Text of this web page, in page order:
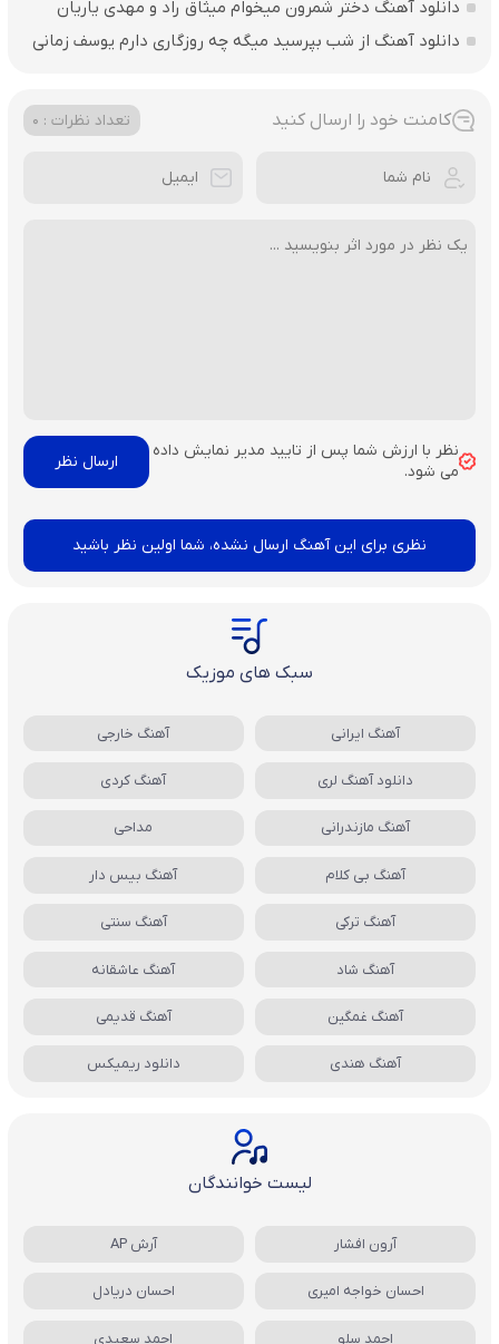
دانلود آهنگ دختر شمرون میخوام میثاق راد و مهدی یاریان
دانلود آهنگ از شب بپرسید میگه چه روزگاری دارم یوسف زمانی
کامنت خود را ارسال کنید تعداد نظرات : 0
نظر با ارزش شما پس از تایید مدیر نمایش داده
می شود.
نظری برای این آهنگ ارسال نشده، شما اولین نظر باشید
سبک های موزیک
آهنگ ایرانی آهنگ خارجی
دانلود آهنگ لری آهنگ کردی
آهنگ مازندرانی مداحی
آهنگ بی کلام آهنگ بیس دار
آهنگ ترکی آهنگ سنتی
آهنگ شاد آهنگ عاشقانه
آهنگ غمگین آهنگ قدیمی
آهنگ هندی دانلود ریمیکس
لیست خوانندگان
آرون افشار آرش AP
احسان خواجه امیری احسان دریادل
احمد سلو احمد سعیدی